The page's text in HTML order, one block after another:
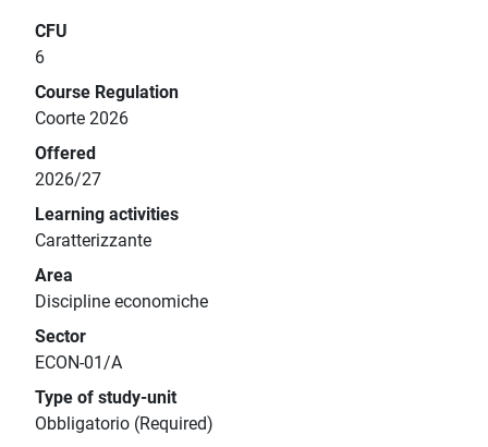
CFU
6
Course Regulation
Coorte 2026
Offered
2026/27
Learning activities
Caratterizzante
Area
Discipline economiche
Sector
ECON-01/A
Type of study-unit
Obbligatorio (Required)